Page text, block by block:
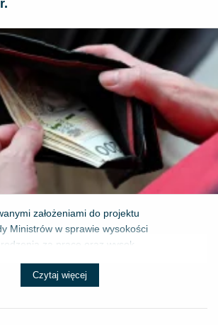
założeniami do projektu
Ministrów w sprawie wysokości
za pracę oraz wysok...
Czytaj więcej